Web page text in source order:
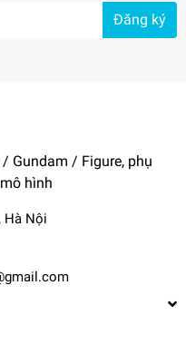
Đăng ký
Gundam / Figure, phụ
hình
Hà Nội